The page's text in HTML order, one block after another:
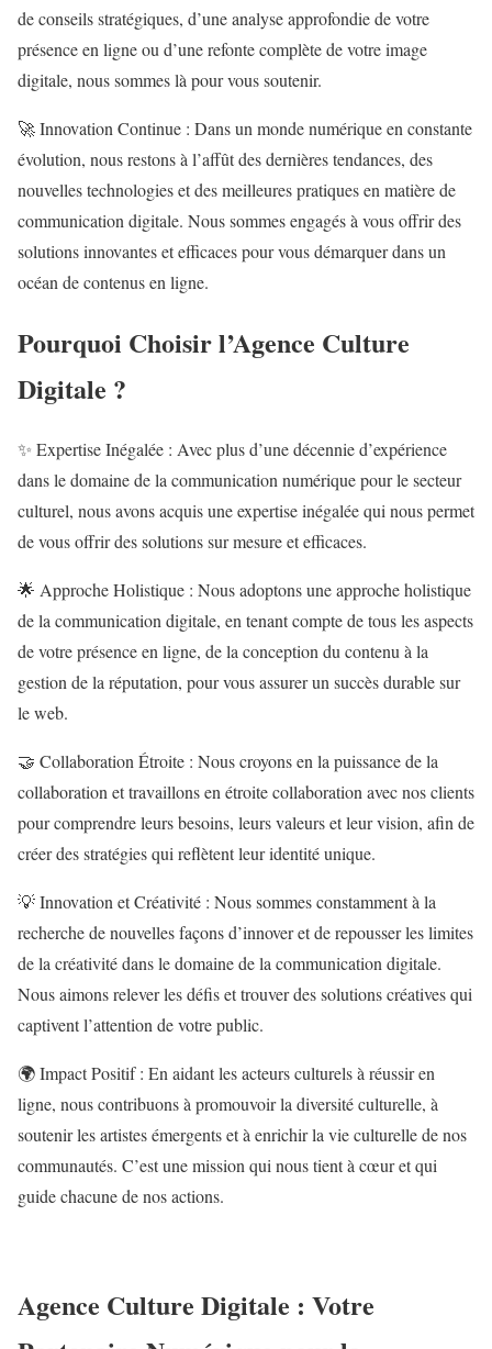
de conseils stratégiques, d’une analyse approfondie de votre
présence en ligne ou d’une refonte complète de votre image
digitale, nous sommes là pour vous soutenir.
🚀 Innovation Continue : Dans un monde numérique en constante
évolution, nous restons à l’affût des dernières tendances, des
nouvelles technologies et des meilleures pratiques en matière de
communication digitale. Nous sommes engagés à vous offrir des
solutions innovantes et efficaces pour vous démarquer dans un
océan de contenus en ligne.
Pourquoi Choisir l’Agence Culture
Digitale ?
✨ Expertise Inégalée : Avec plus d’une décennie d’expérience
dans le domaine de la communication numérique pour le secteur
culturel, nous avons acquis une expertise inégalée qui nous permet
de vous offrir des solutions sur mesure et efficaces.
🌟 Approche Holistique : Nous adoptons une approche holistique
de la communication digitale, en tenant compte de tous les aspects
de votre présence en ligne, de la conception du contenu à la
gestion de la réputation, pour vous assurer un succès durable sur
le web.
🤝 Collaboration Étroite : Nous croyons en la puissance de la
collaboration et travaillons en étroite collaboration avec nos clients
pour comprendre leurs besoins, leurs valeurs et leur vision, afin de
créer des stratégies qui reflètent leur identité unique.
💡 Innovation et Créativité : Nous sommes constamment à la
recherche de nouvelles façons d’innover et de repousser les limites
de la créativité dans le domaine de la communication digitale.
Nous aimons relever les défis et trouver des solutions créatives qui
captivent l’attention de votre public.
🌍 Impact Positif : En aidant les acteurs culturels à réussir en
ligne, nous contribuons à promouvoir la diversité culturelle, à
soutenir les artistes émergents et à enrichir la vie culturelle de nos
communautés. C’est une mission qui nous tient à cœur et qui
guide chacune de nos actions.
Agence Culture Digitale : Votre